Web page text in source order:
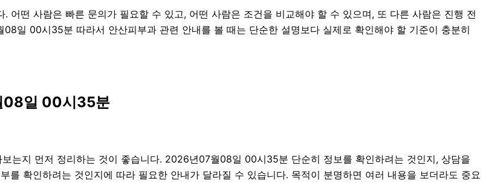
어떤 사람은 빠른 문의가 필요할 수 있고, 어떤 사람은 조건을 비교해야 할 수 있으며, 또 다른 사람은 진행 전
일 00시35분 따라서 안산피부과 관련 안내를 볼 때는 단순한 설명보다 실제로 확인해야 할 기준이 충분히
08일 00시35분
는지 먼저 정리하는 것이 좋습니다. 2026년07월08일 00시35분 단순히 정보를 확인하려는 것인지, 상담을
를 확인하려는 것인지에 따라 필요한 안내가 달라질 수 있습니다. 목적이 분명하면 여러 내용을 보더라도 중요